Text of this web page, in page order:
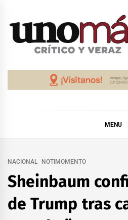
MENU
NACIONAL NOTIMOMENTO
Sheinbaum
de Trump tras